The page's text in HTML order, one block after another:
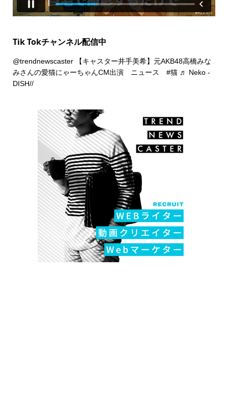
Tik Tokチャンネル配信中
@trendnewscaster【キャスター井手美希】元AKB48高橋みな
みさんの愛猫にゃーちゃんCM出演 ニュース #猫 ♬ Neko -
DISH//